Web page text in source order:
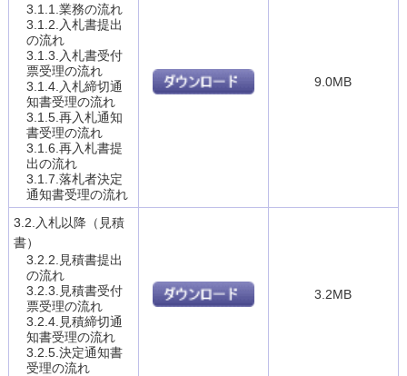
3.1.1.業務の流れ
3.1.2.入札書提出
の流れ
3.1.3.入札書受付
票受理の流れ
3.1.4.入札締切通
知書受理の流れ
3.1.5.再入札通知
書受理の流れ
3.1.6.再入札書提
出の流れ
3.1.7.落札者決定
通知書受理の流れ
9.0MB
3.2.入札以降（見積
書）
3.2.2.見積書提出
の流れ
3.2.3.見積書受付
票受理の流れ
3.2.4.見積締切通
知書受理の流れ
3.2.5.決定通知書
受理の流れ
3.2MB